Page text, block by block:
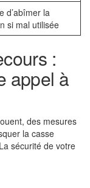
d’abîmer la
si mal utilisée
:
appel à
des mesures
la casse
sécurité de votre